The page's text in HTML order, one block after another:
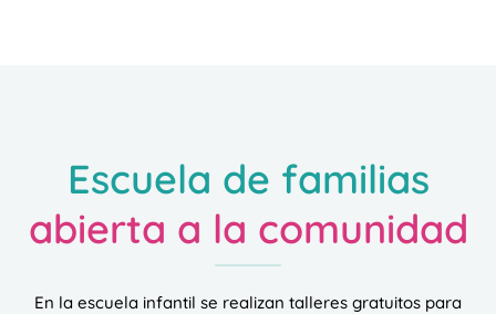
Escuela de familias
abierta a la comunidad
En la escuela infantil se realizan talleres gratuitos para